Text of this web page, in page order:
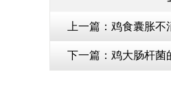
上一篇： 鸡食囊胀不
下一篇： 鸡大肠杆菌